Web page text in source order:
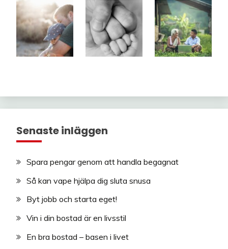
Senaste inläggen
Spara pengar genom att handla begagnat
Så kan vape hjälpa dig sluta snusa
Byt jobb och starta eget!
Vin i din bostad är en livsstil
En bra bostad – basen i livet